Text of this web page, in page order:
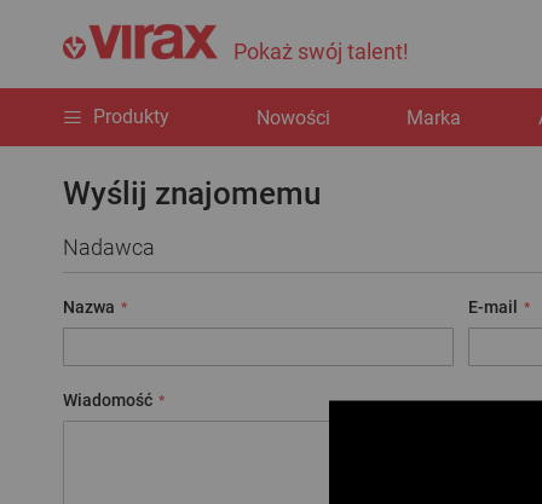
Pokaż swój talent!
Produkty Nowości Marka
Wyślij znajomemu
Nadawca
Nazwa E-mail
Wiadomość